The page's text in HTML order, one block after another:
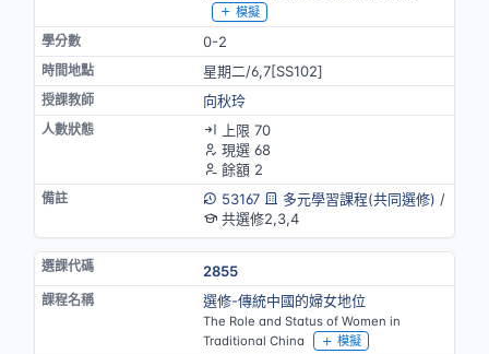
模擬
0-2
星期二/6,7[SS102]
向秋玲
上限 70
現選 68
餘額 2
53167
多元學習課程(共同選修) /
共選修2,3,4
2855
選修-傳統中國的婦女地位
The Role and Status of Women in
Traditional China
模擬